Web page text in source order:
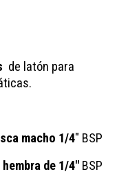
de latón para
macho 1/4" BSP
de 1/4" BSP